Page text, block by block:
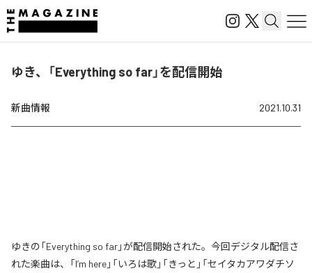
ゆき、「Everything so far」を配信開始
新曲情報 2021.10.31
ゆきの「Everything so far」が配信開始された。今回デジタル配信さ
れた楽曲は、「I’m here」「いろは歌」「きっと」「セイタカアワダチソ